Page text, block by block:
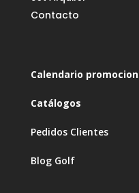
Contacto
Calendario
Catálogos
Pedidos Clientes
Blog Golf